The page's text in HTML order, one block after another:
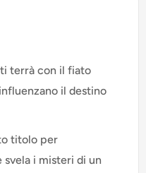
terrà con il fiato
il destino
titolo per
i misteri di un